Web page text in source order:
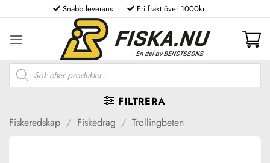
to
content
Snabb leverans Fri frakt över 1000kr
Produktsökning
FILTRERA
Fiskeredskap / Fiskedrag / Trollingbeten